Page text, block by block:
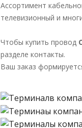
Ассортимент
телевизионный и
Чтобы купить провод
разделе контакты.
Ваш заказ